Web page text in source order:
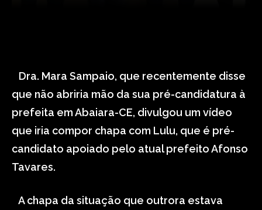
Dra. Mara Sampaio, que recentemente disse
que não abriria mão da sua pré-candidatura à
prefeita em Abaiara-CE, divulgou um vídeo
que iria compor chapa com Lulu, que é pré-
candidato apoiado pelo atual prefeito Afonso
Tavares.
A chapa da situação que outrora estava